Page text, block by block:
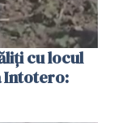
cu locul
Intotero: